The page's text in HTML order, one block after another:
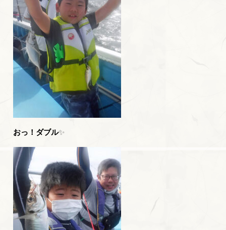
おっ！ダブル✨